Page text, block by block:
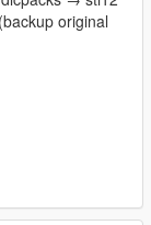
original